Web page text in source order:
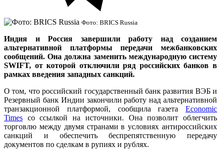
Фото: BRICS Russia
Индия и Россия завершили работу над созданием
альтернативной платформы передачи межбанковских
сообщений. Она должна заменить международную систему
SWIFT, от которой отключили ряд российских банков в
рамках введения западных санкций.
О том, что российский государственный банк развития ВЭБ и
Резервный банк Индии закончили работу над альтернативной
транзакционной платформой, сообщила газета Economic
Times со ссылкой на источники. Она позволит облегчить
торговлю между двумя странами в условиях антироссийских
санкций и обеспечить беспрепятственную передачу
документов по сделкам в рупиях и рублях.